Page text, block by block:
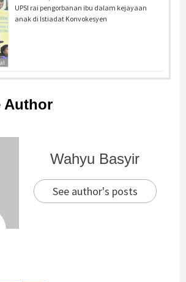
UPSI rai pengorbanan ibu dalam kejayaan
anak di Istiadat Konvokesyen
Author
Wahyu Basyir
See author's posts